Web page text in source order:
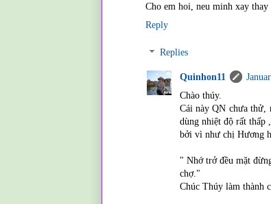
Cho em hoi, neu minh xay
Reply
Replies
Quinhon11
Chào thúy.
Cái này QN chưa thử,
dùng nhiệt độ rất thấp
bởi vì như chị Hương
" Nhớ trở đều mặt
chợ."
Chúc Thúy làm thành